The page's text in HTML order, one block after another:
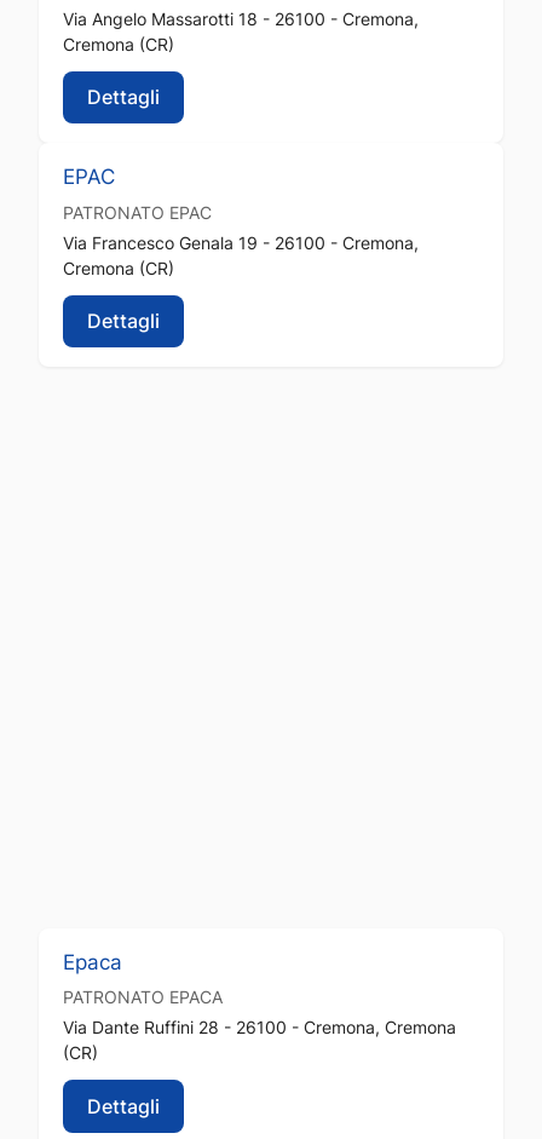
Via Angelo Massarotti 18 - 26100 - Cremona,
Cremona (CR)
Dettagli
EPAC
PATRONATO EPAC
Via Francesco Genala 19 - 26100 - Cremona,
Cremona (CR)
Dettagli
Epaca
PATRONATO EPACA
Via Dante Ruffini 28 - 26100 - Cremona, Cremona
(CR)
Dettagli